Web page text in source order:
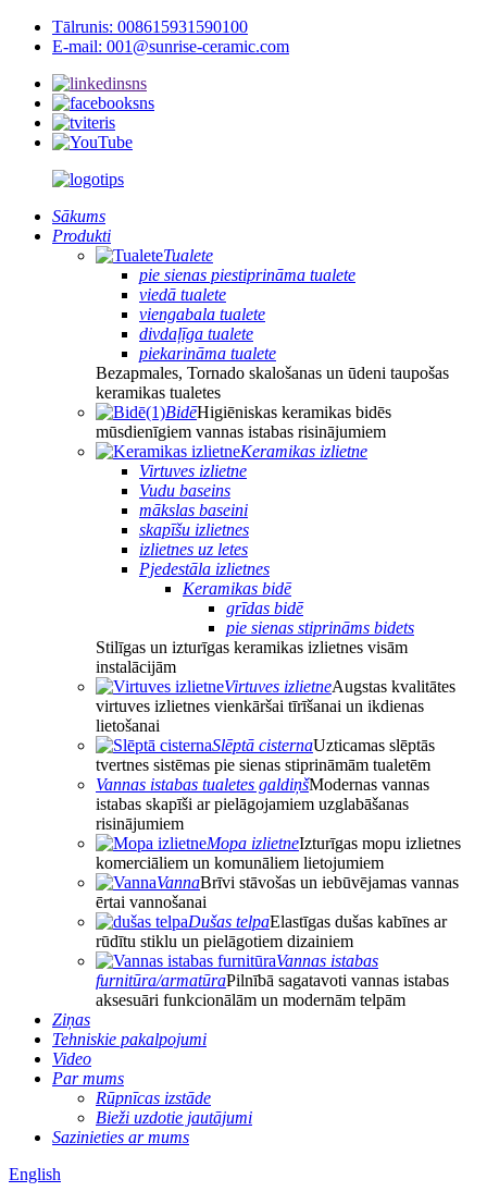
Tālrunis: 008615931590100
E-mail: 001@sunrise-ceramic.com
Sākums
Produkti
Tualete
pie sienas piestiprināma tualete
viedā tualete
viengabala tualete
divdaļīga tualete
piekarināma tualete
Bezapmales, Tornado skalošanas un ūdeni taupošas
keramikas tualetes
BidēHigiēniskas keramikas bidēs
mūsdienīgiem vannas istabas risinājumiem
Keramikas izlietne
Virtuves izlietne
Vudu baseins
mākslas baseini
skapīšu izlietnes
izlietnes uz letes
Pjedestāla izlietnes
Keramikas bidē
grīdas bidē
pie sienas stiprināms bidets
Stilīgas un izturīgas keramikas izlietnes visām
instalācijām
Virtuves izlietneAugstas kvalitātes
virtuves izlietnes vienkāršai tīrīšanai un ikdienas
lietošanai
Slēptā cisternaUzticamas slēptās
tvertnes sistēmas pie sienas stiprināmām tualetēm
Vannas istabas tualetes galdiņšModernas vannas
istabas skapīši ar pielāgojamiem uzglabāšanas
risinājumiem
Mopa izlietneIzturīgas mopu izlietnes
komerciāliem un komunāliem lietojumiem
VannaBrīvi stāvošas un iebūvējamas vannas
ērtai vannošanai
Dušas telpaElastīgas dušas kabīnes ar
rūdītu stiklu un pielāgotiem dizainiem
Vannas istabas
furnitūra/armatūraPilnībā sagatavoti vannas istabas
aksesuāri funkcionālām un modernām telpām
Ziņas
Tehniskie pakalpojumi
Video
Par mums
Rūpnīcas izstāde
Bieži uzdotie jautājumi
Sazinieties ar mums
English